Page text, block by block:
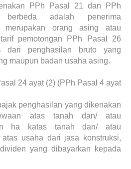
PPh Pasal 21 dan PPh
adalah penerima
merupakan orang asing atau
pemotongan PPh Pasal 26
dari penghasilan bruto yang
maupun badan usaha asing.
24 ayat (2) (PPh Pasal 4 ayat
penghasilan yang dikenakan
atas tanah dan/ atau
ha katas tanah dan/ atau
usaha dari jasa konstruksi,
yang dibayarkan kepada